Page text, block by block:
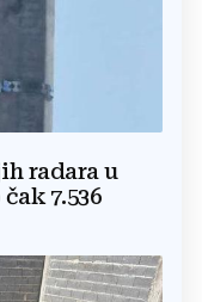
radara u
7.536